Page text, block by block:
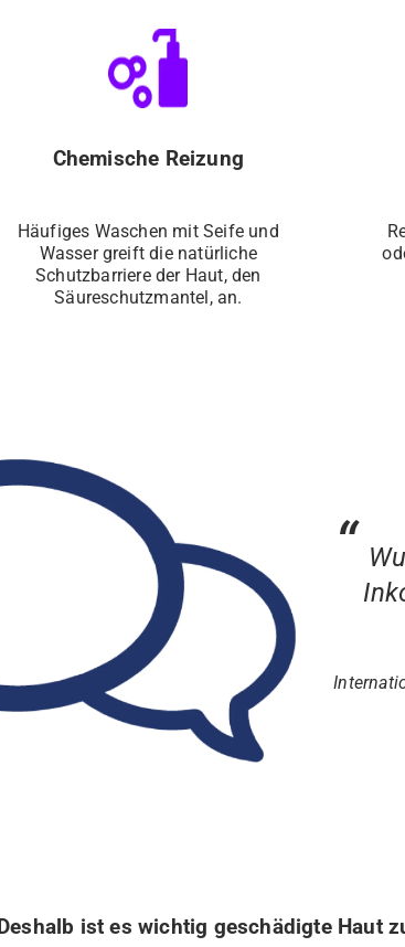
Chemische Reizung
Häufiges Waschen mit Seife und
Wasser greift die natürliche
Schutzbarriere der Haut, den
Säureschutzmantel, an.
Deshalb ist es wichtig geschädigte Haut